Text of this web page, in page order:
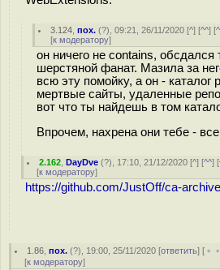
3.124 ,пох. (?), 09:21, 26/11/2020 [^] [^^] [
[к модератору]
он ничего не contains, обсдался
шерстяной фанат. Мазила за
всю эту помойку, а он - каталог
мертвые сайты, удаленные
вот что ты найдешь в том
Впрочем, нахрена они тебе -
2.162 ,DayDve (?), 17:10, 21/12/2020 [^] [^^] [
[к модератору]
https://github.com/JustOff/ca-
1.86 ,пох. (?), 19:00, 25/11/2020 [ответить] [
[к модератору]